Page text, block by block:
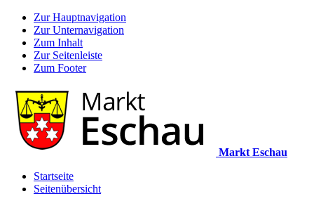
Zur Hauptnavigation
Zur Unternavigation
Zum Inhalt
Zur Seitenleiste
Zum Footer
Markt Eschau
Startseite
Seitenübersicht